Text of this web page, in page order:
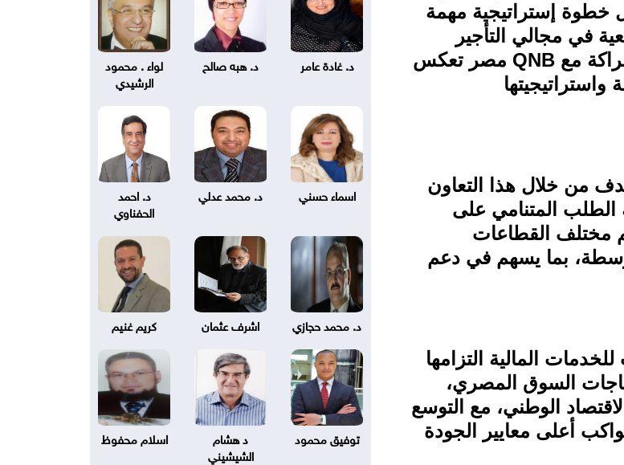
خطوة إستراتيجية مهمة
في مجالي التأجير
مع QNB مصر تعكس
واستراتيجيتها
من خلال هذا التعاون
الطلب المتنامي على
مختلف القطاعات
بما يسهم في دعم
المالية التزامها
السوق المصري،
الوطني، مع التوسع
أعلى معايير الجودة
د. غادة عامر د. هبه صالح
لواء . محمود
الرشيدي
اسماء حسني د. محمد عدلي
د. احمد
الحفناوي
د. محمد حجازي اشرف عثمان كريم غنيم
توفيق محمود
د هشام
الشيشيني
اسلام محفوظ